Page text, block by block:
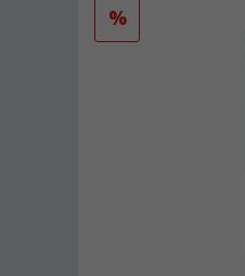
%